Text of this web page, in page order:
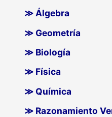
≫ Álgebra
≫ Geometría
≫ Biología
≫ Física
≫ Química
≫ Razonamiento